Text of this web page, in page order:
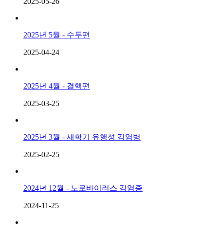
2025년 5월 - 수두편
2025-04-24
2025년 4월 - 결핵편
2025-03-25
2025년 3월 - 새학기 유행성 감염병
2025-02-25
2024년 12월 - 노로바이러스 감염증
2024-11-25